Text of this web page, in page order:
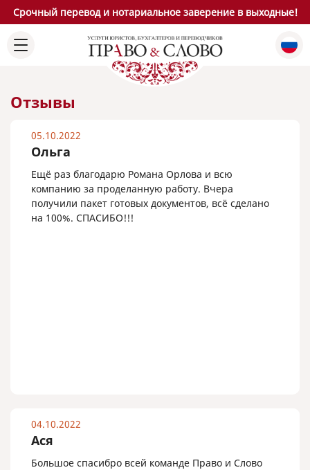
Срочный перевод и нотариальное заверение в выходные!
Отзывы
05.10.2022
Ольга
Ещё раз благодарю Романа Орлова и всю
компанию за проделанную работу. Вчера
получили пакет готовых документов, всё сделано
на 100%. СПАСИБО!!!
04.10.2022
Ася
Большое спасибро всей команде Право и Слово